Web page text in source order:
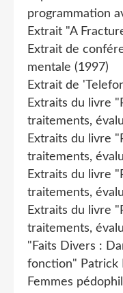
programmation
Extrait "A
Extrait de
mentale (1997)
Extrait de
Extraits du livre
traitements,
Extraits du livre
traitements,
Extraits du livre
traitements,
Extraits du livre
traitements,
"Faits Divers :
fonction" Patrick
Femmes